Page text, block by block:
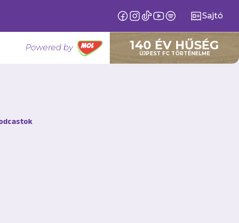
Sajtó
Powered by 140 ÉV HŰSÉG
ÚJPEST FC TÖRTÉNELME
időszakban
a karján.